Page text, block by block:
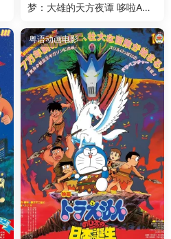
梦：大雄的天方夜谭 哆啦A梦
版
粤语动画电影